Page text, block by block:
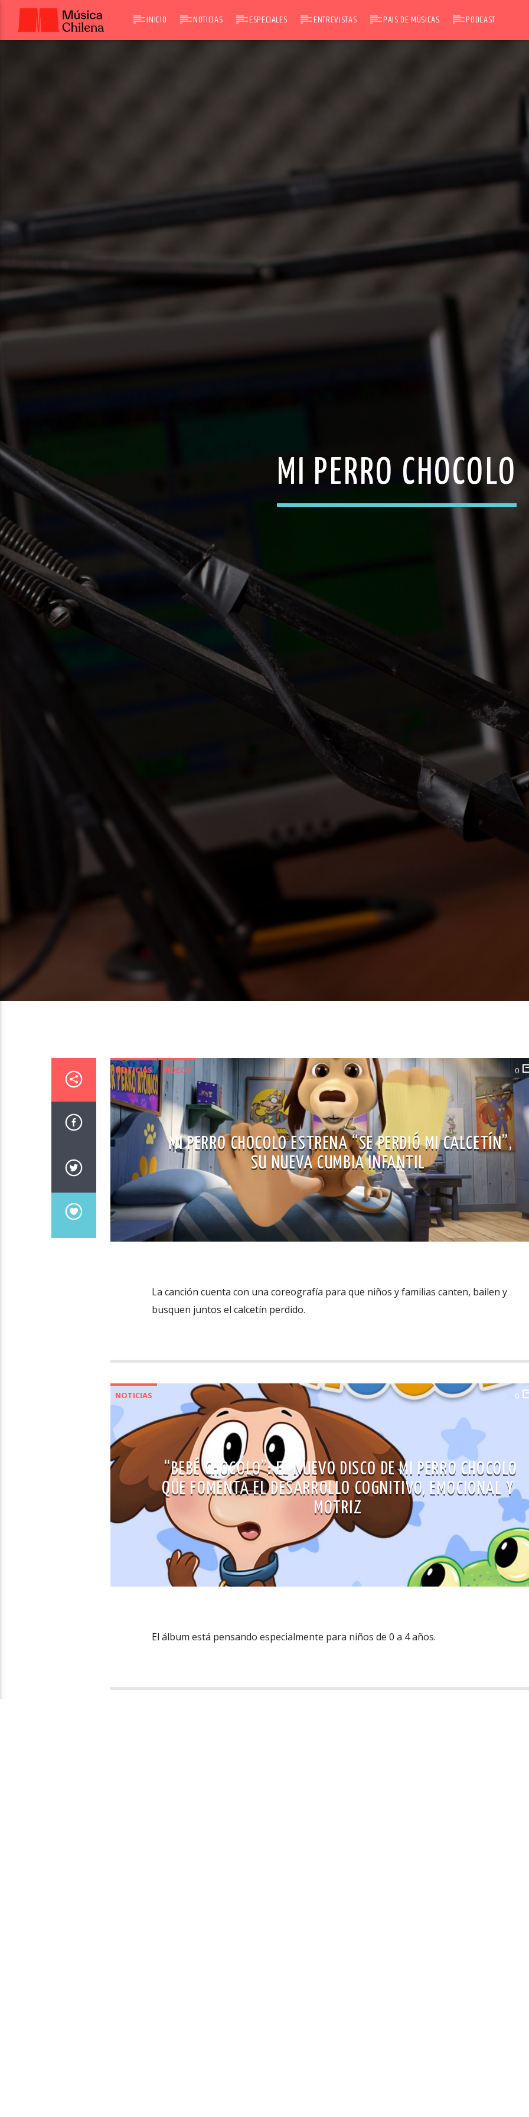
INICIO NOTICIAS ESPECIALES ENTREVISTAS PAIS DE MÚSICAS PODCAST
MI PERRO CHOCOLO
NOTICIAS VIDEOS 0
MI PERRO CHOCOLO ESTRENA “SE PERDIÓ MI CALCETÍN”,
SU NUEVA CUMBIA INFANTIL
La canción cuenta con una coreografía para que niños y familias canten, bailen y
busquen juntos el calcetín perdido.
NOTICIAS 0
“BEBÉ CHOCOLO”: EL NUEVO DISCO DE MI PERRO CHOCOLO
QUE FOMENTA EL DESARROLLO COGNITIVO, EMOCIONAL Y
MOTRIZ
El álbum está pensando especialmente para niños de 0 a 4 años.